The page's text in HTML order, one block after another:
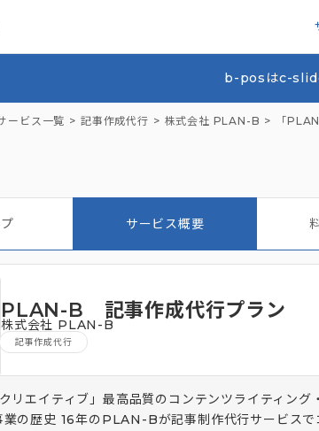
b-posはc-slide
ービス一覧 記事作成代行 株式会社 PLAN-B 「
サービス概要
PLAN-B 記事作成代行プラン
株式会社 PLAN-B
記事作成代行
クリエイティブ」最高品質のコンテンツライティン
の歴史 16年のPLAN-Bが記事制作代行サービスで